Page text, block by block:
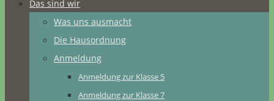
Das sind wir
Was uns ausmacht
Die Hausordnung
Anmeldung
Anmeldung zur Klasse 5
Anmeldung zur Klasse 7